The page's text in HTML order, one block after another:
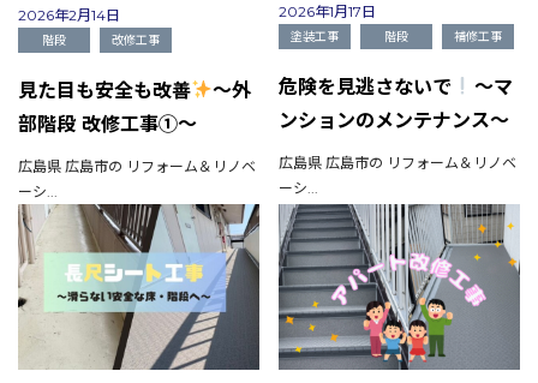
2026年2月14日
階段 改修工事
見た目も安全も改善
～外
部階段 改修工事①～
広島県 広島市の リフォーム＆リノベ
ーシ...
2026年1月17日
塗装工事 階段 補修工事
危険を見逃さないで
～マ
ンションのメンテナンス～
広島県 広島市の リフォーム＆リノベ
ーシ...